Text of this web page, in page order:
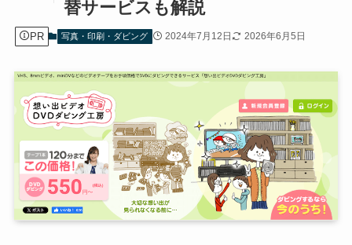
替サービスも解説
PR 写真・印刷・ダビング 2024年7月12日 2026年6月5日